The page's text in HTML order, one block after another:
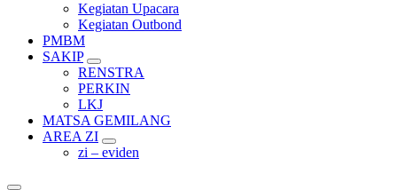
Kegiatan Upacara
Kegiatan Outbond
PMBM
SAKIP
RENSTRA
PERKIN
LKJ
MATSA GEMILANG
AREA ZI
zi – eviden